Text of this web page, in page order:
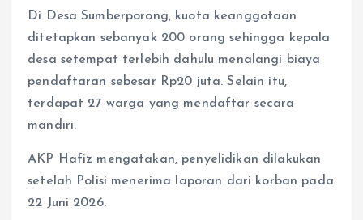
Di Desa Sumberporong, kuota keanggotaan
ditetapkan sebanyak 200 orang sehingga kepala
desa setempat terlebih dahulu menalangi biaya
pendaftaran sebesar Rp20 juta. Selain itu,
terdapat 27 warga yang mendaftar secara
mandiri.
AKP Hafiz mengatakan, penyelidikan dilakukan
setelah Polisi menerima laporan dari korban pada
22 Juni 2026.